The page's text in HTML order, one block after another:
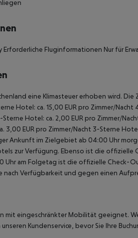
Erforderliche Fluginformationen Nur für
eine Klimasteuer erhoben wird.
Hotel: ca. 15,00 EUR pro Zimmer/Nacht
Sterne Hotel: ca. 2,00 EUR pro Zimmer/
3,00 EUR pro Zimmer/Nacht 3-Sterne
Ankunft im Zielgebiet ab 04:00 Uhr
zur Verfügung. Ebenso ist die
Uhr am Folgetag ist die offizielle Check-
Verfügbarkeit und gegen einen
mit eingeschränkter Mobilität geeignet.
Kundenservice, bevor Sie Ihre